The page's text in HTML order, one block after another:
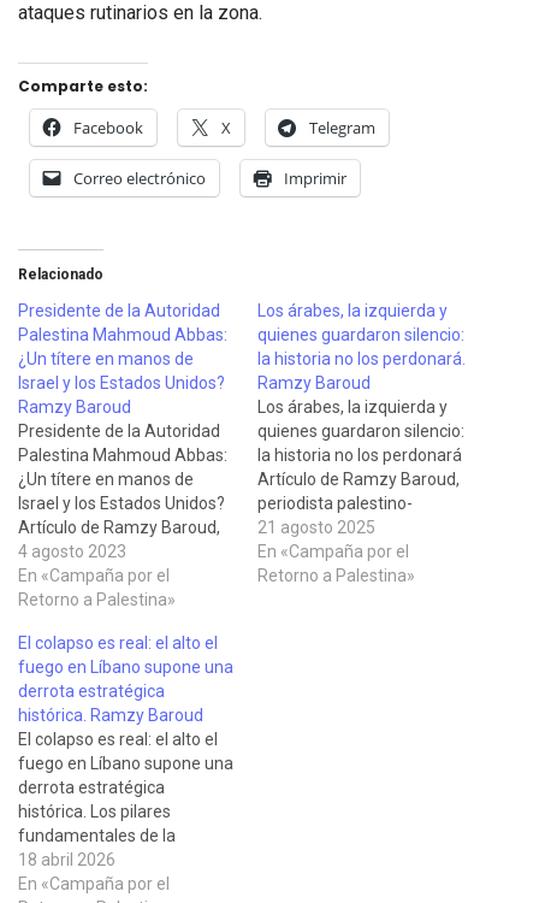
ataques rutinarios en la zona.
Comparte esto:
Facebook X Telegram
Correo electrónico Imprimir
Relacionado
Presidente de la Autoridad
Palestina Mahmoud Abbas:
¿Un títere en manos de
Israel y los Estados Unidos?
Ramzy Baroud
Presidente de la Autoridad
Palestina Mahmoud Abbas:
¿Un títere en manos de
Israel y los Estados Unidos?
Artículo de Ramzy Baroud,
periodista palestino-
norteamericano, editor del
Palestine Chronicle y que ha
Eye, Brunei Times y Al
Jazeera, publicado en su
traducción al castellano por
Mint Press News…
4 agosto 2023
En «Campaña por el
Retorno a Palestina»
Los árabes, la izquierda y
quienes guardaron silencio:
la historia no los perdonará.
Ramzy Baroud
Los árabes, la izquierda y
quienes guardaron silencio:
la historia no los perdonará
Artículo de Ramzy Baroud,
periodista palestino-
norteamericano, escritor y
editor del Palestine
Chronicle, investigador
21 agosto 2025
En «Campaña por el
Retorno a Palestina»
El colapso es real: el alto el
fuego en Líbano supone una
derrota estratégica
histórica. Ramzy Baroud
El colapso es real: el alto el
fuego en Líbano supone una
derrota estratégica
histórica. Los pilares
fundamentales de la
estrategia israelí —la fuerza
abrumadora, la
18 abril 2026
En «Campaña por el